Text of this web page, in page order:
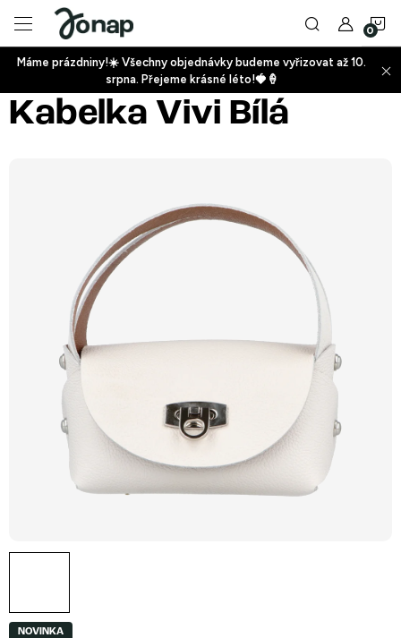
obsah
+
Máme prázdniny!☀️ Všechny objednávky budeme vyřizovat až 10.
srpna. Přejeme krásné léto!🍓🍦
Kabelka Vivi Bílá
NOVINKA